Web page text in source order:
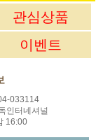
관심상품
이벤트
033114
인터네셔널
16:00